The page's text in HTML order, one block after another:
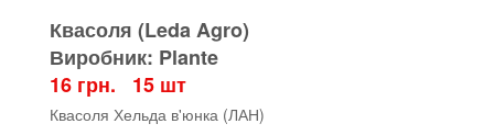
Квасоля (Leda Agro)
Виробник: Plante
16 грн. 15 шт
Квасоля Хельда в'юнка (ЛАН)